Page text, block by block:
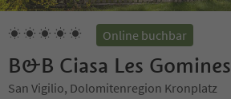
Online buchbar
B&B Ciasa Les Gomines
San Vigilio, Dolomitenregion Kronplatz